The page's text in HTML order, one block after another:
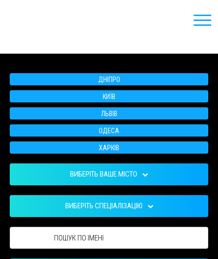
ДНІПРО
КИЇВ
ЛЬВІВ
ОДЕСА
ХАРКІВ
ВИБЕРІТЬ ВАШЕ МІСТО
ВИБЕРІТЬ СПЕЦІАЛІЗАЦІЮ